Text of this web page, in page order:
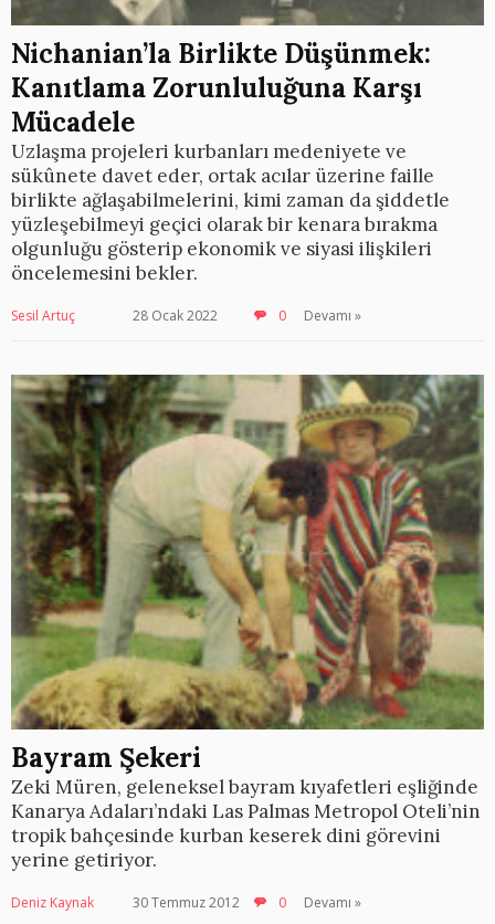
Nichanian’la Birlikte Düşünmek:
Kanıtlama Zorunluluğuna Karşı
Mücadele
Uzlaşma projeleri kurbanları medeniyete ve
sükûnete davet eder, ortak acılar üzerine faille
birlikte ağlaşabilmelerini, kimi zaman da şiddetle
yüzleşebilmeyi geçici olarak bir kenara bırakma
olgunluğu gösterip ekonomik ve siyasi ilişkileri
öncelemesini bekler.
Sesil Artuç 28 Ocak 2022 0 Devamı »
Bayram Şekeri
Zeki Müren, geleneksel bayram kıyafetleri eşliğinde
Kanarya Adaları’ndaki Las Palmas Metropol Oteli’nin
tropik bahçesinde kurban keserek dini görevini
yerine getiriyor.
Deniz Kaynak 30 Temmuz 2012 0 Devamı »